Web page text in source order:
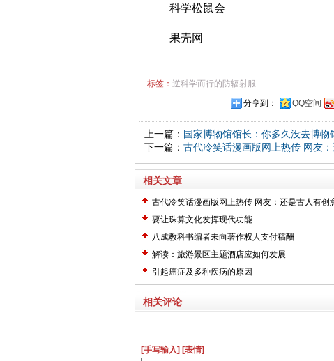
科学松鼠会
果壳网
标签： 逆科学而行的防辐射服
分享到：
QQ空间
上一篇： 国家博物馆馆长：你多久没去博物
下一篇： 古代冷笑话漫画版网上热传 网友
相关文章
古代冷笑话漫画版网上热传 网友：还是古人有创
要让珠算文化发挥现代功能
八成教科书编者未向著作权人支付稿酬
解读：旅游景区主题酒店应如何发展
引起癌症及多种疾病的原因
相关评论
[手写输入] [表情]